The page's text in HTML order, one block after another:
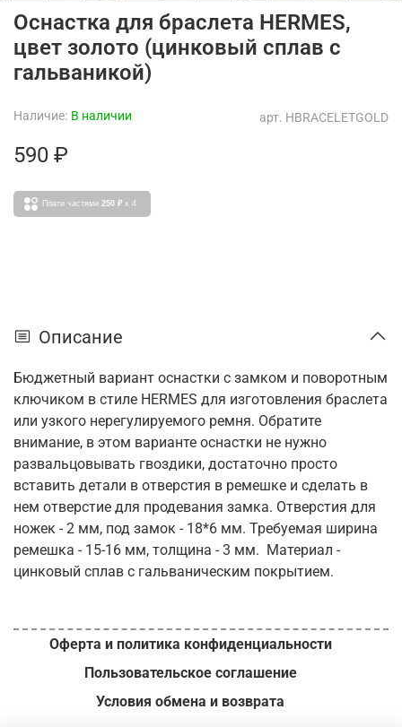
арт. HBRACELETGOLD
Наличие: В наличии
Оснастка для браслета HERMES,
цвет золото (цинковый сплав с
гальваникой)
590 ₽
Плати частями 250 ₽ x 4
Описание
Бюджетный вариант оснастки с замком и поворотным
ключиком в стиле HERMES для изготовления браслета
или узкого нерегулируемого ремня. Обратите
внимание, в этом варианте оснастки не нужно
развальцовывать гвоздики, достаточно просто
вставить детали в отверстия в ремешке и сделать в
нем отверстие для продевания замка. Отверстия для
ножек - 2 мм, под замок - 18*6 мм. Требуемая ширина
ремешка - 15-16 мм, толщина - 3 мм. Материал -
цинковый сплав с гальваническим покрытием.
Оферта и политика конфиденциальности
Пользовательское соглашение
Условия обмена и возврата